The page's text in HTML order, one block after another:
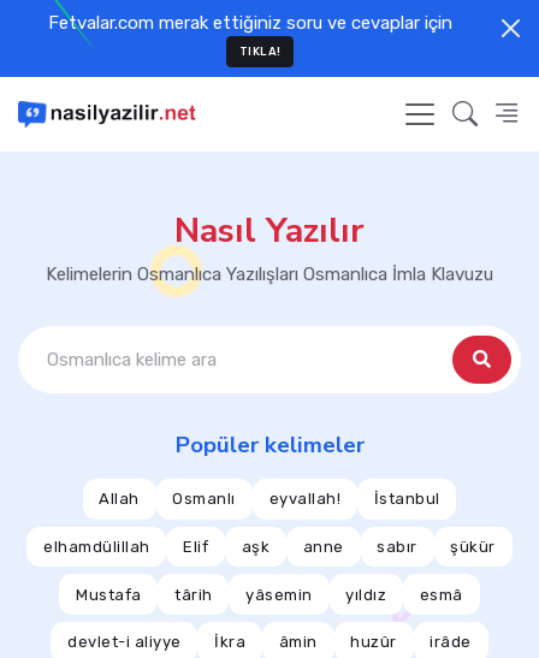
Fetvalar.com merak ettiğiniz soru ve cevaplar için
TIKLA!
Nasıl Yazılır
Kelimelerin Osmanlıca Yazılışları Osmanlıca İmla Klavuzu
Popüler kelimeler
Allah Osmanlı eyvallah! İstanbul
elhamdülillah Elif aşk anne sabır şükür
Mustafa târih yâsemin yıldız esmâ
devlet-i aliyye İkra âmin huzûr irâde